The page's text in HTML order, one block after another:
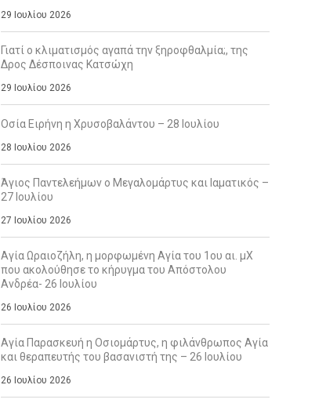
29 Ιουλίου 2026
Γιατί ο κλιματισμός αγαπά την ξηροφθαλμία;, της
Δρος Δέσποινας Κατσώχη
29 Ιουλίου 2026
Οσία Ειρήνη η Χρυσοβαλάντου – 28 Ιουλίου
28 Ιουλίου 2026
Άγιος Παντελεήμων ο Μεγαλομάρτυς και Ιαματικός –
27 Ιουλίου
27 Ιουλίου 2026
Αγία Ωραιοζήλη, η μορφωμένη Αγία του 1ου αι. μΧ
που ακολούθησε το κήρυγμα του Απόστολου
Ανδρέα- 26 Ιουλίου
26 Ιουλίου 2026
Αγία Παρασκευή η Οσιομάρτυς, η φιλάνθρωπος Αγία
και θεραπευτής του βασανιστή της – 26 Ιουλίου
26 Ιουλίου 2026